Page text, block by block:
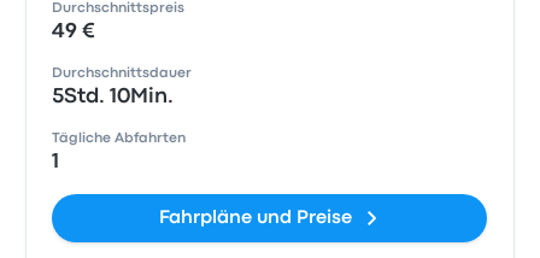
Durchschnittspreis
49 €
Durchschnittsdauer
5Std. 10Min.
Tägliche Abfahrten
1
Fahrpläne und Preise